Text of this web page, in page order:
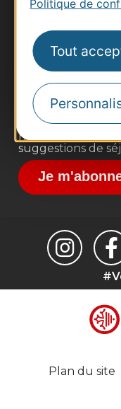
Politique de
Tout
Pros d'Occitanie
Site presse et
Destination
Inscrivez-vous à
Destination
suggestions de
Je
Plan du site